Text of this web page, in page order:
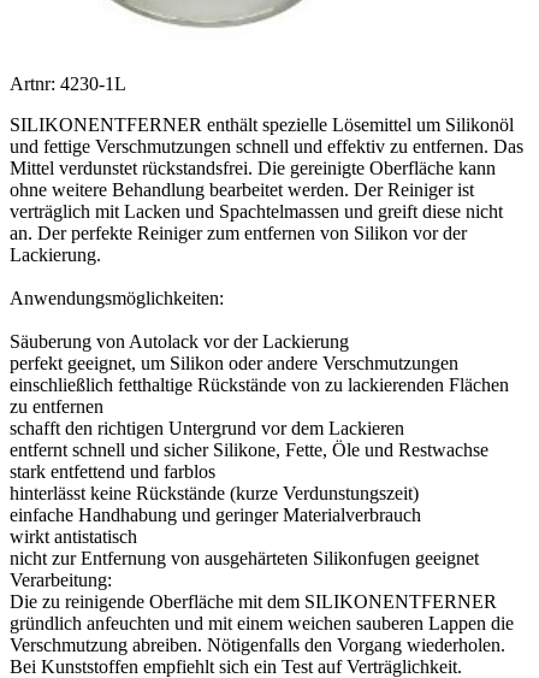
Artnr: 4230-1L
SILIKONENTFERNER enthält spezielle Lösemittel um Silikonöl
und fettige Verschmutzungen schnell und effektiv zu entfernen. Das
Mittel verdunstet rückstandsfrei. Die gereinigte Oberfläche kann
ohne weitere Behandlung bearbeitet werden. Der Reiniger ist
verträglich mit Lacken und Spachtelmassen und greift diese nicht
an. Der perfekte Reiniger zum entfernen von Silikon vor der
Lackierung.
Anwendungsmöglichkeiten:
Säuberung von Autolack vor der Lackierung
perfekt geeignet, um Silikon oder andere Verschmutzungen
einschließlich fetthaltige Rückstände von zu lackierenden Flächen
zu entfernen
schafft den richtigen Untergrund vor dem Lackieren
entfernt schnell und sicher Silikone, Fette, Öle und Restwachse
stark entfettend und farblos
hinterlässt keine Rückstände (kurze Verdunstungszeit)
einfache Handhabung und geringer Materialverbrauch
wirkt antistatisch
nicht zur Entfernung von ausgehärteten Silikonfugen geeignet
Verarbeitung:
Die zu reinigende Oberfläche mit dem SILIKONENTFERNER
gründlich anfeuchten und mit einem weichen sauberen Lappen die
Verschmutzung abreiben. Nötigenfalls den Vorgang wiederholen.
Bei Kunststoffen empfiehlt sich ein Test auf Verträglichkeit.